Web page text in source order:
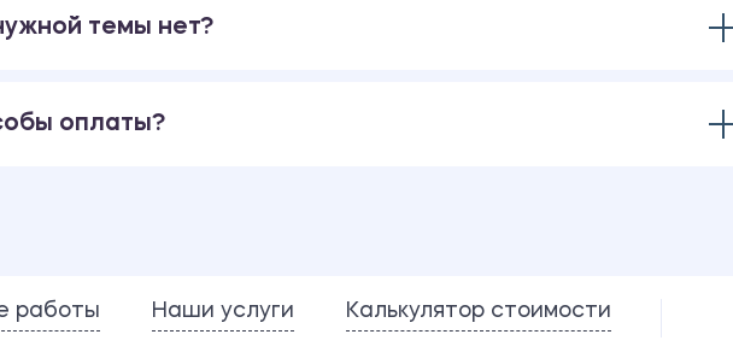
темы нет?
оплаты?
работы Наши услуги Калькулятор стоимости